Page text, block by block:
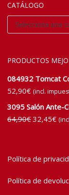
CATÁLOGO
PRODUCTOS
084932 Tomcat
52,90€ (incl.
3095 Salón Ante-
64,90€ 32,45€
Política de
Política de